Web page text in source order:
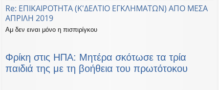
Re: ΕΠΙΚΑΙΡΟΤΗΤΑ (Κ'ΔΕΛΤΙΟ ΕΓΚΛΗΜΑΤΩΝ) ΑΠΟ ΜΕΣΑ
ΑΠΡΙΛΗ 2019
Αμ δεν ειναι μόνο η πισπιρίγκου
Φρίκη στις ΗΠΑ: Μητέρα σκότωσε τα τρία
παιδιά της με τη βοήθεια του πρωτότοκου